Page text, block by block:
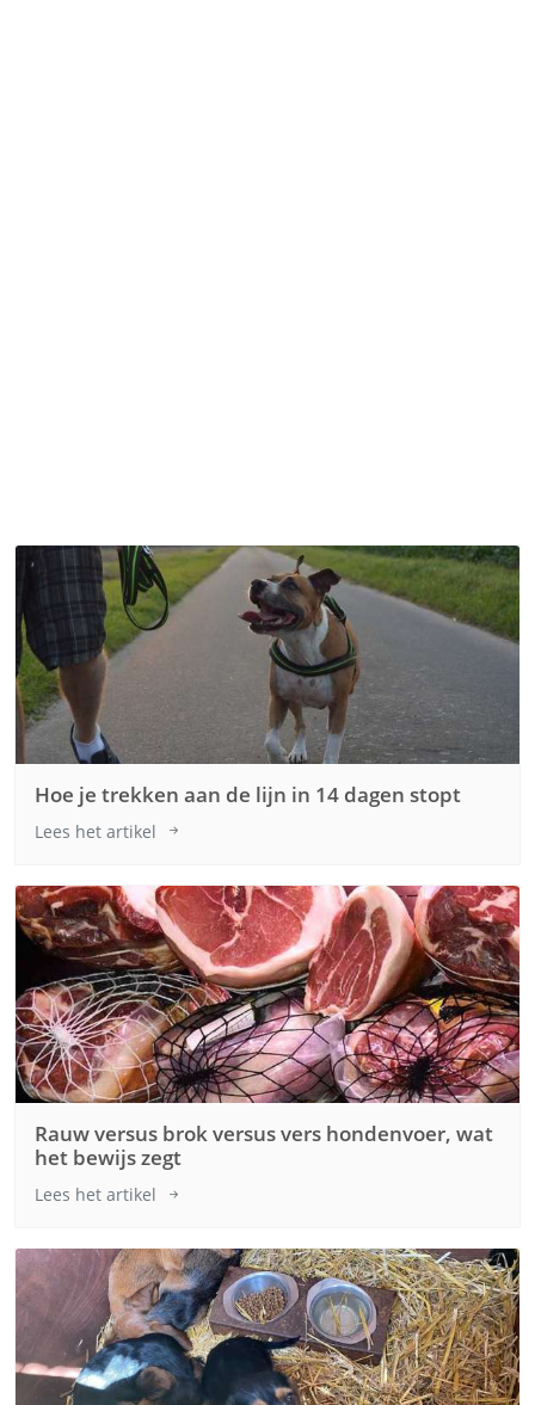
Hoe je trekken aan de lijn in 14 dagen stopt
Lees het artikel
Rauw versus brok versus vers hondenvoer, wat
het bewijs zegt
Lees het artikel